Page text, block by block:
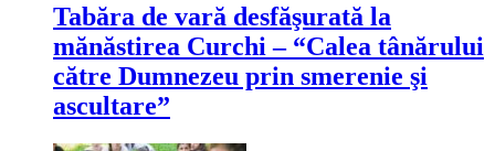
Tabăra de vară desfăşurată la
mănăstirea Curchi – “Calea tânărului
către Dumnezeu prin smerenie şi
ascultare”